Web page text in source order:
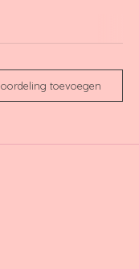
toevoegen